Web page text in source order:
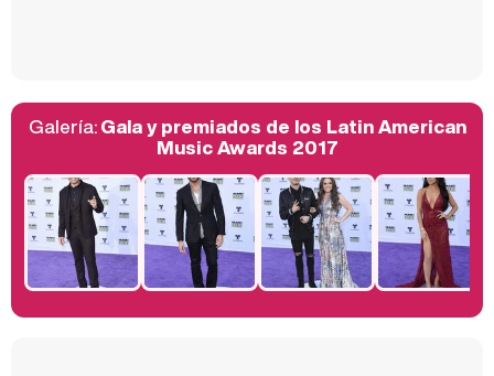
Belén Esteban: "Estoy emocionada, muy contenta y muy feliz por llegar a RTVE"
Manu Baqueiro: "Tuve como referente a Bruce Willis en 'Luz de Luna' para mi trabajo en la serie 'Perdiendo el juicio'"
Galería:Gala y premiados de los Latin American
Music Awards 2017